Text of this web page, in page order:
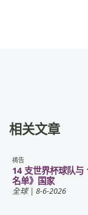
相关文章
祷告
14 支世界杯球队与
名单》国家
全球| 8-6-2026